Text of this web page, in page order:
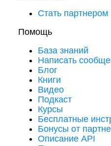
Стать партнером
Помощь
База знаний
Написать
Блог
Книги
Видео
Подкаст
Курсы
Бесплатные
Бонусы от
Описание API